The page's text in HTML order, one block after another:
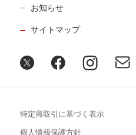
お知らせ
サイトマップ
特定商取引に基づく表示
個人情報保護方針